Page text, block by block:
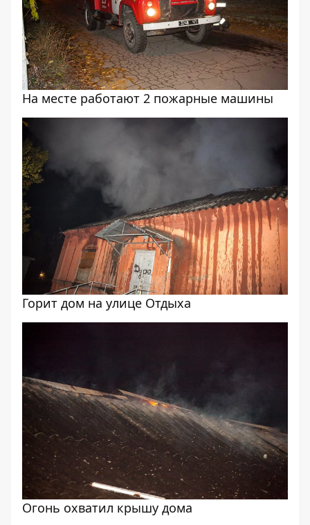
На месте работают 2 пожарные машины
Горит дом на улице Отдыха
Огонь охватил крышу дома